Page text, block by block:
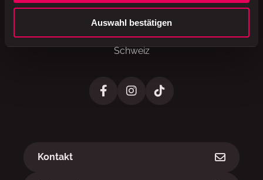
Auswahl bestätigen
Valora Schweiz AG
Hofackerstrasse 40
4132 Muttenz
Schweiz
Kontakt